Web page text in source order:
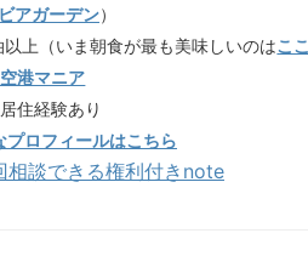
アガーデン）
上（いま朝食が最も美味しいのはここ
港マニア
住経験あり
ロフィールはこちら
談できる権利付きnote